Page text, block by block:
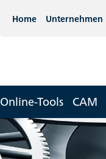
Home Unternehmen
Online-Tools CAM